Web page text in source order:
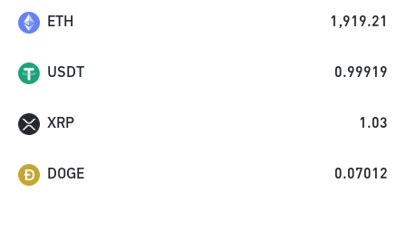
ETH 1,919.21
USDT 0.99919
XRP 1.03
DOGE 0.07012